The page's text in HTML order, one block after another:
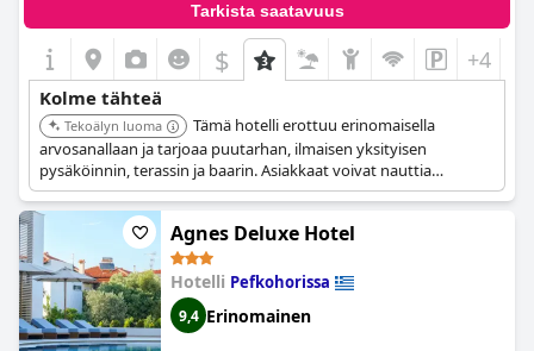
Tarkista saatavuus
$ +4
Kolme tähteä
Tekoälyn luoma
Tämä hotelli erottuu erinomaisella
arvosanallaan ja tarjoaa puutarhan, ilmaisen yksityisen
pysäköinnin, terassin ja baarin. Asiakkaat voivat nauttia
huonepalvelusta ja matkatavarasäilytyksestä, mikä tekee
oleskelusta mukavan ja kätevän.
Agnes Deluxe Hotel
Hotelli Pefkohorissa
9,4 Erinomainen